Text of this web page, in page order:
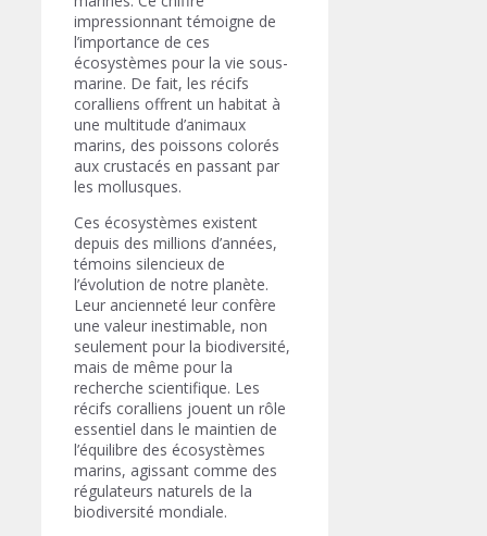
impressionnant témoigne de
l’importance de ces
écosystèmes pour la vie sous-
marine. De fait, les récifs
coralliens offrent un habitat à
une multitude d’animaux
marins, des poissons colorés
aux crustacés en passant par
les mollusques.
Ces écosystèmes existent
depuis des millions d’années,
témoins silencieux de
l’évolution de notre planète.
Leur ancienneté leur confère
une valeur inestimable, non
seulement pour la biodiversité,
mais de même pour la
recherche scientifique. Les
récifs coralliens jouent un rôle
essentiel dans le maintien de
l’équilibre des écosystèmes
marins, agissant comme des
régulateurs naturels de la
biodiversité mondiale.